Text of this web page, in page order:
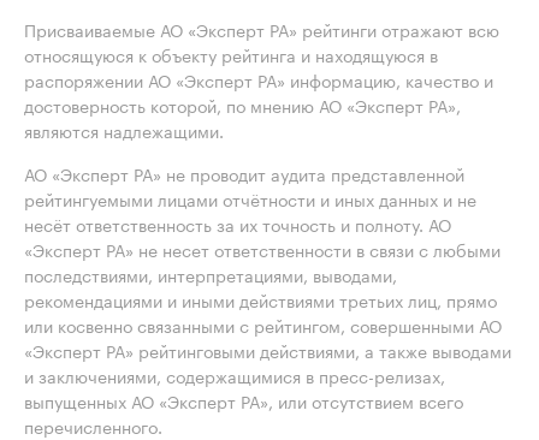
Присваиваемые АО «Эксперт РА» рейтинги отражают всю
относящуюся к объекту рейтинга и находящуюся в
распоряжении АО «Эксперт РА» информацию, качество и
достоверность которой, по мнению АО «Эксперт РА»,
являются надлежащими.
АО «Эксперт РА» не проводит аудита представленной
рейтингуемыми лицами отчётности и иных данных и не
несёт ответственность за их точность и полноту. АО
«Эксперт РА» не несет ответственности в связи с любыми
последствиями, интерпретациями, выводами,
рекомендациями и иными действиями третьих лиц, прямо
или косвенно связанными с рейтингом, совершенными АО
«Эксперт РА» рейтинговыми действиями, а также выводами
и заключениями, содержащимися в пресс-релизах,
выпущенных АО «Эксперт РА», или отсутствием всего
перечисленного.